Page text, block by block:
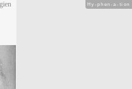
Hy-phen-a-tion